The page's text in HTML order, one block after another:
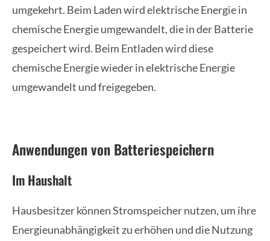
umgekehrt. Beim Laden wird elektrische Energie in
chemische Energie umgewandelt, die in der Batterie
gespeichert wird. Beim Entladen wird diese
chemische Energie wieder in elektrische Energie
umgewandelt und freigegeben.
Anwendungen von Batteriespeichern
Im Haushalt
Hausbesitzer können Stromspeicher nutzen, um ihre
Energieunabhängigkeit zu erhöhen und die Nutzung